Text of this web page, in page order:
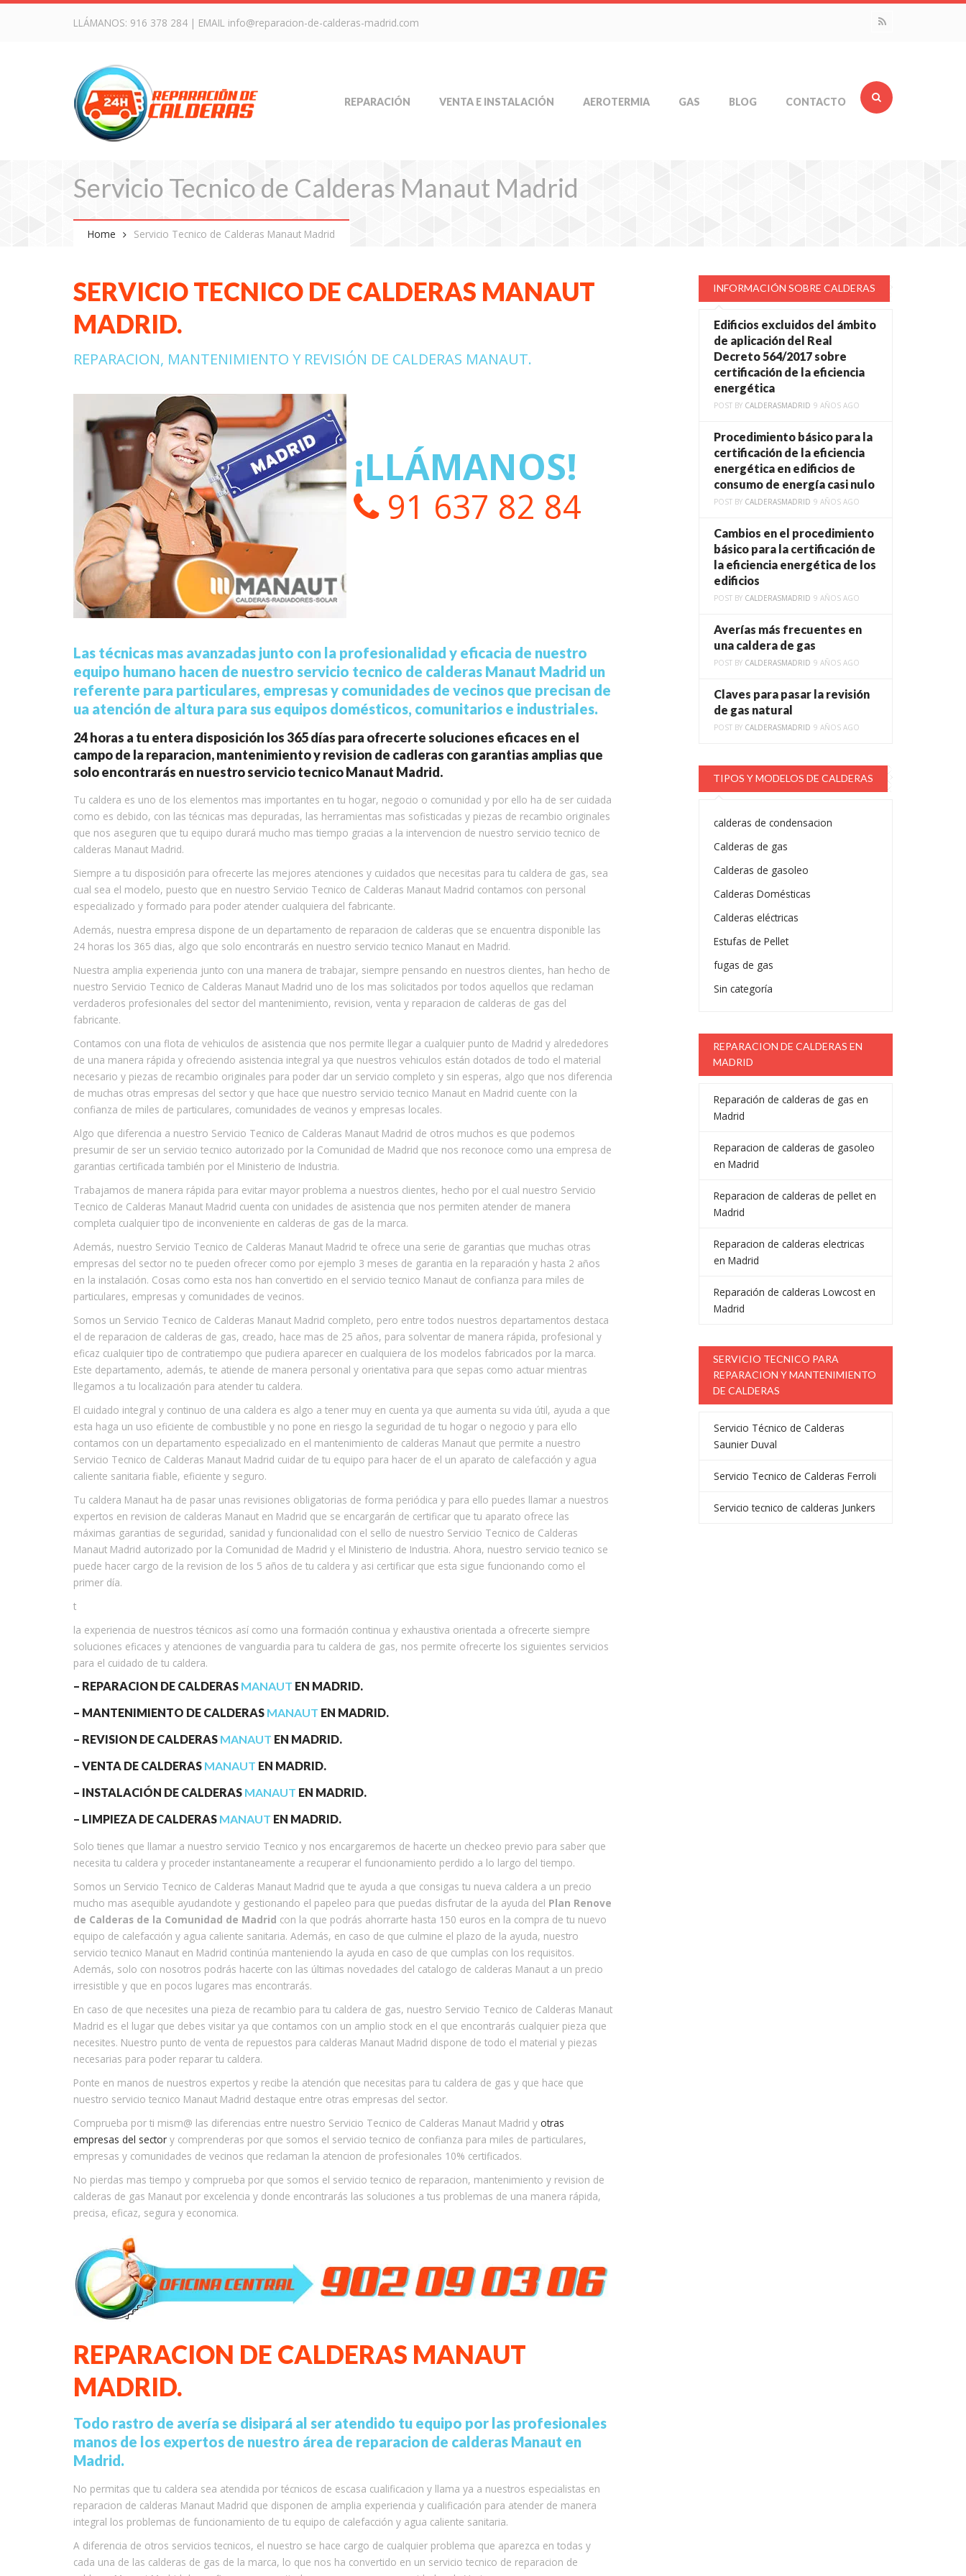
LLÁMANOS: 916 378 284 | EMAIL info@reparacion-de-calderas-madrid.com
REPARACIÓN VENTA E INSTALACIÓN AEROTERMIA GAS BLOG CONTACTO
Servicio Tecnico de Calderas Manaut Madrid
Home Servicio Tecnico de Calderas Manaut Madrid
SERVICIO TECNICO DE CALDERAS MANAUT
MADRID.
REPARACION, MANTENIMIENTO Y REVISIÓN DE CALDERAS MANAUT.
¡LLÁMANOS!
91 637 82 84
Las técnicas mas avanzadas junto con la profesionalidad y eficacia de nuestro
equipo humano hacen de nuestro servicio tecnico de calderas Manaut Madrid un
referente para particulares, empresas y comunidades de vecinos que precisan de
ua atención de altura para sus equipos domésticos, comunitarios e industriales.
24 horas a tu entera disposición los 365 días para ofrecerte soluciones eficaces en el
campo de la reparacion, mantenimiento y revision de cadleras con garantias amplias que
solo encontrarás en nuestro servicio tecnico Manaut Madrid.
Tu caldera es uno de los elementos mas importantes en tu hogar, negocio o comunidad y por ello ha de ser cuidada
como es debido, con las técnicas mas depuradas, las herramientas mas sofisticadas y piezas de recambio originales
que nos aseguren que tu equipo durará mucho mas tiempo gracias a la intervencion de nuestro servicio tecnico de
calderas Manaut Madrid.
Siempre a tu disposición para ofrecerte las mejores atenciones y cuidados que necesitas para tu caldera de gas, sea
cual sea el modelo, puesto que en nuestro Servicio Tecnico de Calderas Manaut Madrid contamos con personal
especializado y formado para poder atender cualquiera del fabricante.
Además, nuestra empresa dispone de un departamento de reparacion de calderas que se encuentra disponible las
24 horas los 365 dias, algo que solo encontrarás en nuestro servicio tecnico Manaut en Madrid.
Nuestra amplia experiencia junto con una manera de trabajar, siempre pensando en nuestros clientes, han hecho de
nuestro Servicio Tecnico de Calderas Manaut Madrid uno de los mas solicitados por todos aquellos que reclaman
verdaderos profesionales del sector del mantenimiento, revision, venta y reparacion de calderas de gas del
fabricante.
Contamos con una flota de vehiculos de asistencia que nos permite llegar a cualquier punto de Madrid y alrededores
de una manera rápida y ofreciendo asistencia integral ya que nuestros vehiculos están dotados de todo el material
necesario y piezas de recambio originales para poder dar un servicio completo y sin esperas, algo que nos diferencia
de muchas otras empresas del sector y que hace que nuestro servicio tecnico Manaut en Madrid cuente con la
confianza de miles de particulares, comunidades de vecinos y empresas locales.
Algo que diferencia a nuestro Servicio Tecnico de Calderas Manaut Madrid de otros muchos es que podemos
presumir de ser un servicio tecnico autorizado por la Comunidad de Madrid que nos reconoce como una empresa de
garantias certificada también por el Ministerio de Industria.
Trabajamos de manera rápida para evitar mayor problema a nuestros clientes, hecho por el cual nuestro Servicio
Tecnico de Calderas Manaut Madrid cuenta con unidades de asistencia que nos permiten atender de manera
completa cualquier tipo de inconveniente en calderas de gas de la marca.
Además, nuestro Servicio Tecnico de Calderas Manaut Madrid te ofrece una serie de garantias que muchas otras
empresas del sector no te pueden ofrecer como por ejemplo 3 meses de garantia en la reparación y hasta 2 años
en la instalación. Cosas como esta nos han convertido en el servicio tecnico Manaut de confianza para miles de
particulares, empresas y comunidades de vecinos.
Somos un Servicio Tecnico de Calderas Manaut Madrid completo, pero entre todos nuestros departamentos destaca
el de reparacion de calderas de gas, creado, hace mas de 25 años, para solventar de manera rápida, profesional y
eficaz cualquier tipo de contratiempo que pudiera aparecer en cualquiera de los modelos fabricados por la marca.
Este departamento, además, te atiende de manera personal y orientativa para que sepas como actuar mientras
llegamos a tu localización para atender tu caldera.
El cuidado integral y continuo de una caldera es algo a tener muy en cuenta ya que aumenta su vida útil, ayuda a que
esta haga un uso eficiente de combustible y no pone en riesgo la seguridad de tu hogar o negocio y para ello
contamos con un departamento especializado en el mantenimiento de calderas Manaut que permite a nuestro
Servicio Tecnico de Calderas Manaut Madrid cuidar de tu equipo para hacer de el un aparato de calefacción y agua
caliente sanitaria fiable, eficiente y seguro.
Tu caldera Manaut ha de pasar unas revisiones obligatorias de forma periódica y para ello puedes llamar a nuestros
expertos en revision de calderas Manaut en Madrid que se encargarán de certificar que tu aparato ofrece las
máximas garantias de seguridad, sanidad y funcionalidad con el sello de nuestro Servicio Tecnico de Calderas
Manaut Madrid autorizado por la Comunidad de Madrid y el Ministerio de Industria. Ahora, nuestro servicio tecnico se
puede hacer cargo de la revision de los 5 años de tu caldera y asi certificar que esta sigue funcionando como el
primer día.
t
la experiencia de nuestros técnicos así como una formación continua y exhaustiva orientada a ofrecerte siempre
soluciones eficaces y atenciones de vanguardia para tu caldera de gas, nos permite ofrecerte los siguientes servicios
para el cuidado de tu caldera.
– REPARACION DE CALDERAS MANAUT EN MADRID.
– MANTENIMIENTO DE CALDERAS MANAUT EN MADRID.
– REVISION DE CALDERAS MANAUT EN MADRID.
– VENTA DE CALDERAS MANAUT EN MADRID.
– INSTALACIÓN DE CALDERAS MANAUT EN MADRID.
– LIMPIEZA DE CALDERAS MANAUT EN MADRID.
Solo tienes que llamar a nuestro servicio Tecnico y nos encargaremos de hacerte un checkeo previo para saber que
necesita tu caldera y proceder instantaneamente a recuperar el funcionamiento perdido a lo largo del tiempo.
Somos un Servicio Tecnico de Calderas Manaut Madrid que te ayuda a que consigas tu nueva caldera a un precio
mucho mas asequible ayudandote y gestionando el papeleo para que puedas disfrutar de la ayuda del Plan Renove
de Calderas de la Comunidad de Madrid con la que podrás ahorrarte hasta 150 euros en la compra de tu nuevo
equipo de calefacción y agua caliente sanitaria. Además, en caso de que culmine el plazo de la ayuda, nuestro
servicio tecnico Manaut en Madrid continúa manteniendo la ayuda en caso de que cumplas con los requisitos.
Además, solo con nosotros podrás hacerte con las últimas novedades del catalogo de calderas Manaut a un precio
irresistible y que en pocos lugares mas encontrarás.
En caso de que necesites una pieza de recambio para tu caldera de gas, nuestro Servicio Tecnico de Calderas Manaut
Madrid es el lugar que debes visitar ya que contamos con un amplio stock en el que encontrarás cualquier pieza que
necesites. Nuestro punto de venta de repuestos para calderas Manaut Madrid dispone de todo el material y piezas
necesarias para poder reparar tu caldera.
Ponte en manos de nuestros expertos y recibe la atención que necesitas para tu caldera de gas y que hace que
nuestro servicio tecnico Manaut Madrid destaque entre otras empresas del sector.
Comprueba por ti mism@ las diferencias entre nuestro Servicio Tecnico de Calderas Manaut Madrid y otras
empresas del sector y comprenderas por que somos el servicio tecnico de confianza para miles de particulares,
empresas y comunidades de vecinos que reclaman la atencion de profesionales 10% certificados.
No pierdas mas tiempo y comprueba por que somos el servicio tecnico de reparacion, mantenimiento y revision de
calderas de gas Manaut por excelencia y donde encontrarás las soluciones a tus problemas de una manera rápida,
precisa, eficaz, segura y economica.
REPARACION DE CALDERAS MANAUT
MADRID.
Todo rastro de avería se disipará al ser atendido tu equipo por las profesionales
manos de los expertos de nuestro área de reparacion de calderas Manaut en
Madrid.
No permitas que tu caldera sea atendida por técnicos de escasa cualificacion y llama ya a nuestros especialistas en
reparacion de calderas Manaut Madrid que disponen de amplia experiencia y cualificación para atender de manera
integral los problemas de funcionamiento de tu equipo de calefacción y agua caliente sanitaria.
A diferencia de otros servicios tecnicos, el nuestro se hace cargo de cualquier problema que aparezca en todas y
cada una de las calderas de gas de la marca, lo que nos ha convertido en un servicio tecnico de reparacion de
INFORMACIÓN SOBRE CALDERAS
Edificios excluidos del ámbito
de aplicación del Real
Decreto 564/2017 sobre
certificación de la eficiencia
energética
POST BY CALDERASMADRID 9 AÑOS AGO
Procedimiento básico para la
certificación de la eficiencia
energética en edificios de
consumo de energía casi nulo
POST BY CALDERASMADRID 9 AÑOS AGO
Cambios en el procedimiento
básico para la certificación de
la eficiencia energética de los
edificios
POST BY CALDERASMADRID 9 AÑOS AGO
Averías más frecuentes en
una caldera de gas
POST BY CALDERASMADRID 9 AÑOS AGO
Claves para pasar la revisión
de gas natural
POST BY CALDERASMADRID 9 AÑOS AGO
TIPOS Y MODELOS DE CALDERAS
calderas de condensacion
Calderas de gas
Calderas de gasoleo
Calderas Domésticas
Calderas eléctricas
Estufas de Pellet
fugas de gas
Sin categoría
REPARACION DE CALDERAS EN
MADRID
Reparación de calderas de gas en
Madrid
Reparacion de calderas de gasoleo
en Madrid
Reparacion de calderas de pellet en
Madrid
Reparacion de calderas electricas
en Madrid
Reparación de calderas Lowcost en
Madrid
SERVICIO TECNICO PARA
REPARACION Y MANTENIMIENTO
DE CALDERAS
Servicio Técnico de Calderas
Saunier Duval
Servicio Tecnico de Calderas Ferroli
Servicio tecnico de calderas Junkers